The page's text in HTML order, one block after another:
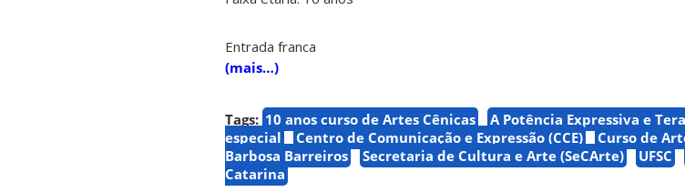
Entrada franca
(mais…)
Tags: 10 anos curso de Artes Cênicas A Potência Expressiva e
especial
Centro de Comunicação e Expressão (CCE) Curso de
Barbosa Barreiros
Secretaria de Cultura e Arte (SeCArte) UFSC
Catarina